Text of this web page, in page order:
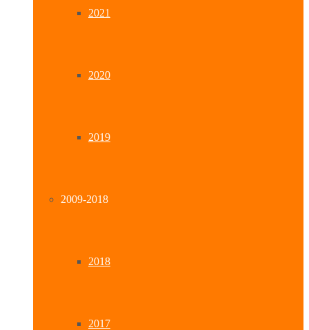
2021
2020
2019
2009-2018
2018
2017